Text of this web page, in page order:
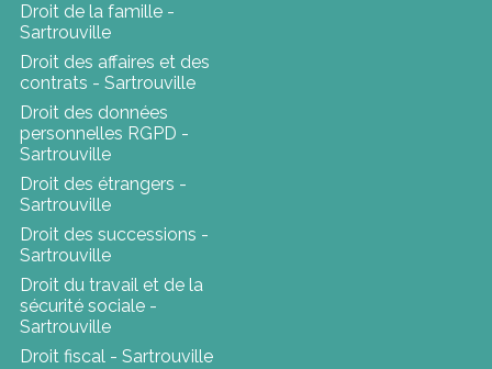
Droit de la famille -
Sartrouville
Droit des affaires et des
contrats - Sartrouville
Droit des données
personnelles RGPD -
Sartrouville
Droit des étrangers -
Sartrouville
Droit des successions -
Sartrouville
Droit du travail et de la
sécurité sociale -
Sartrouville
Droit fiscal - Sartrouville